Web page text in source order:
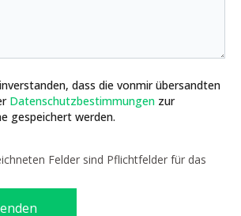
dass die vonmir übersandten
Datenschutzbestimmungen zur
gespeichert werden.
Felder sind Pflichtfelder für das